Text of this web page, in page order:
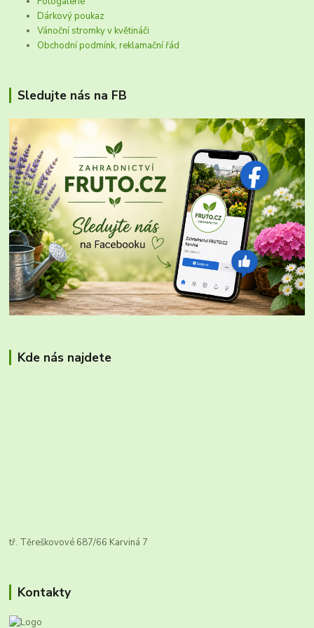
Dárkový poukaz
Vánoční stromky v květináči
Obchodní podmínk, reklamační řád
Sledujte nás na FB
Kde nás najdete
tř. Těreškovové 687/66 Karviná 7
Kontakty